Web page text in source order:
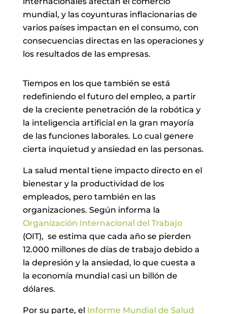
mundial, y las coyunturas inflacionarias de
varios países impactan en el consumo, con
consecuencias directas en las operaciones y
los resultados de las empresas.
Tiempos en los que también se está
redefiniendo el futuro del empleo, a partir
de la creciente penetración de la robótica y
la inteligencia artificial en la gran mayoría
de las funciones laborales. Lo cual genere
cierta inquietud y ansiedad en las personas.
La salud mental tiene impacto directo en el
bienestar y la productividad de los
empleados, pero también en las
organizaciones. Según informa la
Organización Internacional del Trabajo
(OIT), se estima que cada año se pierden
12.000 millones de días de trabajo debido a
la depresión y la ansiedad, lo que cuesta a
la economía mundial casi un billón de
dólares.
Por su parte, el Informe Mundial de Salud